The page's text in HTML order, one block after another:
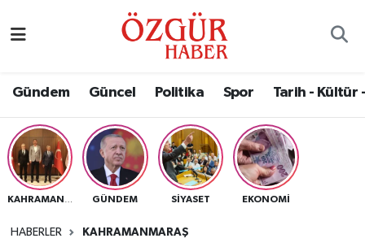
Gündem Güncel Politika Spor Tarih - Kültür
GÜNDEM SIYASET EKONOMI
HABERLER KAHRAMANMARAŞ
Eğitim
Ekonomi
Güncel
Nöbetçi Eczaneler
Namaz Vakitleri
Trafik Durumu
Süper Lig Puan Durumu ve Fikstür